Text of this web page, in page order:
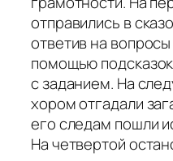
отправились в
ответив на
помощью
с заданием. На
хором отгадали
его следам пошли
На четвертой